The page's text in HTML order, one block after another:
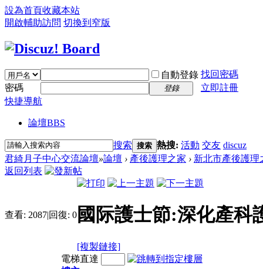
設為首頁收藏本站
開啟輔助訪問 切換到窄版
自動登錄 找回密碼
密碼
登錄
立即註冊
快捷導航
論壇BBS
搜索 搜索 熱搜: 活動 交友 discuz
君綺月子中心交流論壇»論壇 › 產後護理之家 › 新北市產後護理
返回列表
查看: 2087|回復: 0 國际護士節:深化產科
[複製鏈接]
電梯直達